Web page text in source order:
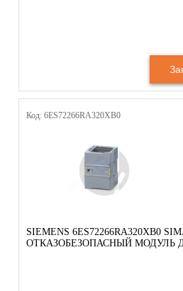
Код: 6ES72266RA320XB0
SIEMENS 6ES72266RA320XB0
ОТКАЗОБЕЗОПАСНЫЙ МОДУЛЬ